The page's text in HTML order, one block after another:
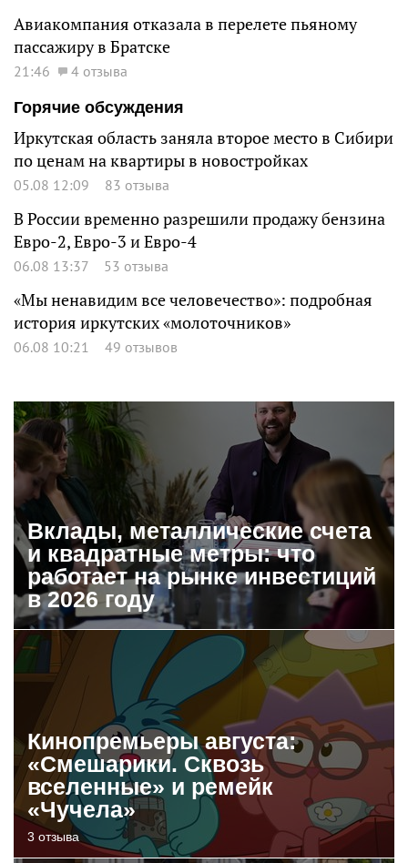
Авиакомпания отказала в перелете пьяному
пассажиру в Братске
21:46
4 отзыва
Горячие обсуждения
Иркутская область заняла второе место в Сибири
по ценам на квартиры в новостройках
05.08 12:09 83 отзыва
В России временно разрешили продажу бензина
Евро-2, Евро-3 и Евро-4
06.08 13:37 53 отзыва
«Мы ненавидим все человечество»: подробная
история иркутских «молоточников»
06.08 10:21 49 отзывов
Вклады, металлические счета
и квадратные метры: что
работает на рынке инвестиций
в 2026 году
Кинопремьеры августа:
«Смешарики. Сквозь
вселенные» и ремейк
«Чучела»
3 отзыва